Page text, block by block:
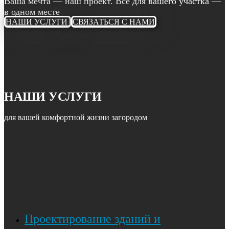
в одном месте
НАШИ УСЛУГИ СВЯЗАТЬСЯ С НАМИ
НАШИ УСЛУГИ
для вашей комфортной жизни загородом
Проектирование зданий и